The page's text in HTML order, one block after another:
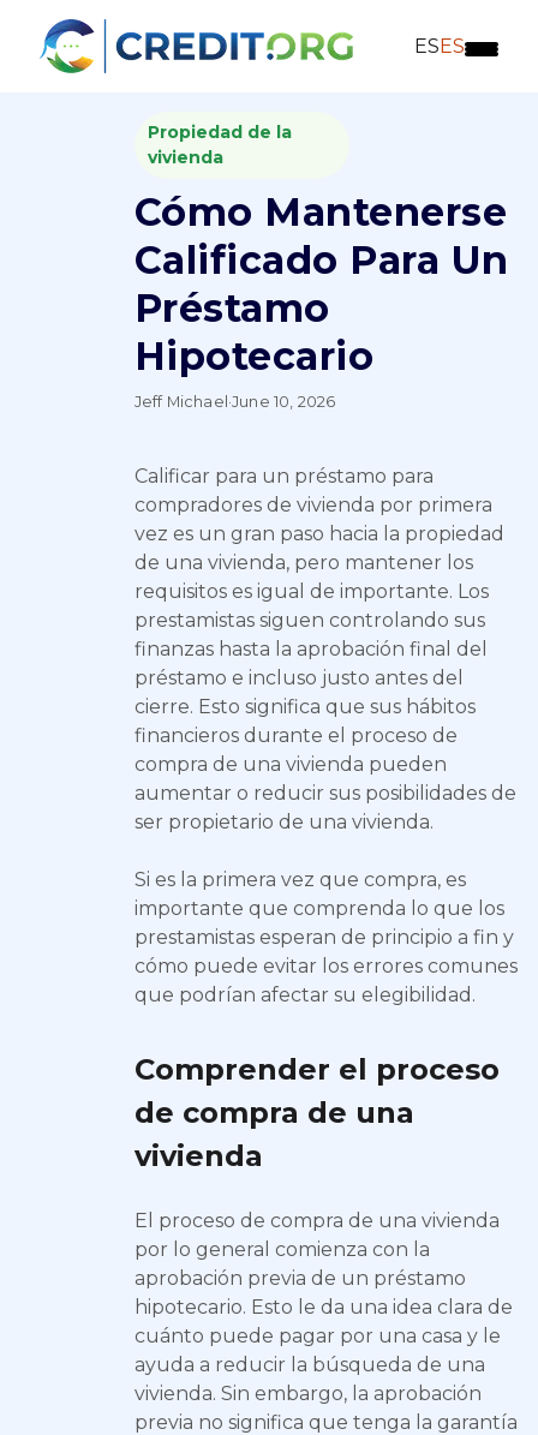
ESES
Propiedad de la
vivienda
Cómo Mantenerse
Calificado Para Un
Préstamo
Hipotecario
Jeff Michael ·June 10, 2026
Calificar para un préstamo para
compradores de vivienda por primera
vez es un gran paso hacia la propiedad
de una vivienda, pero mantener los
requisitos es igual de importante. Los
prestamistas siguen controlando sus
finanzas hasta la aprobación final del
préstamo e incluso justo antes del
cierre. Esto significa que sus hábitos
financieros durante el proceso de
compra de una vivienda pueden
aumentar o reducir sus posibilidades de
ser propietario de una vivienda.
Si es la primera vez que compra, es
importante que comprenda lo que los
prestamistas esperan de principio a fin y
cómo puede evitar los errores comunes
que podrían afectar su elegibilidad.
Comprender el proceso
de compra de una
vivienda
El proceso de compra de una vivienda
por lo general comienza con la
aprobación previa de un préstamo
hipotecario. Esto le da una idea clara de
cuánto puede pagar por una casa y le
ayuda a reducir la búsqueda de una
vivienda. Sin embargo, la aprobación
previa no significa que tenga la garantía